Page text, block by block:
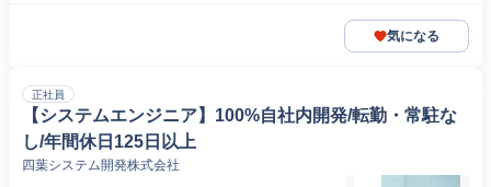
気になる
正社員
【システムエンジニア】100%自社内開発/転勤・常駐な
し/年間休日125日以上
四葉システム開発株式会社